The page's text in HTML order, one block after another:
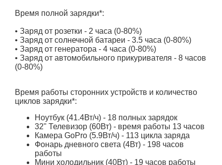
Время полной зарядки*:
• Заряд от розетки - 2 часа (0-80%)
• Заряд от солнечной батареи - 3.5 часа (0-80%)
• Заряд от генератора - 4 часа (0-80%)
• Заряд от автомобильного прикуривателя - 8 часов
(0-80%)
Время работы сторонних устройств и количество
циклов зарядки*:
Ноутбук (41.4Вт/ч) - 18 полных зарядок
32" Телевизор (60Вт) - время работы 13 часов
Камера GoPro (5.9Вт/ч) - 113 цикла заряда
Фонарь дневного света (4Вт) - 198 часов
работы
Мини холодильник (40Вт) - 19 часов работы